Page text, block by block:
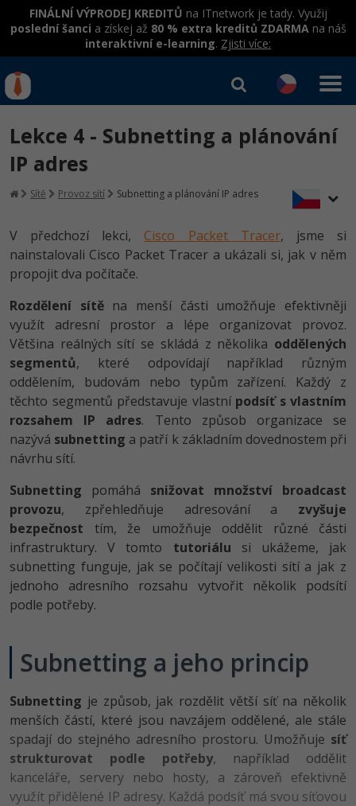
FINÁLNÍ VÝPRODEJ KREDITŮ na ITnetwork je tady. Využij
poslední šanci a získej až 80 % extra kreditů ZDARMAna náš
interaktivní e-learning. Zjisti více:
hrazené úřadem práce
Workshopy zdarma
Umělá inteligence v praxi
Datová analýza v praxi
Školení
Základy programování
Objektové programování - OOP
Umělá inteligence
HTML5, CSS3, Bootstrap, SEO
SQL a databáze
UML a návrhové vzory
React
Spring
ASP.NET MVC
Školení dle technologií
C# .NET
Java
PHP
JavaScript
HTML / CSS
UML a návrhové vzory
MySQL/MariaDB
MS-SQL
Kurzy IT profesí
Programátor WWW aplikací
Front-end developer
Vývojář mobilních aplikací
Specialista na AI a bigdata
C# Game developer
Tester
Systémový administrátor
Grafik / UX/UI návrhář
Projektový manažer
Databázový analytik
Copywriter
WordPress specialista
Kurzy programování
Jak začít?
C#.NET -80%
Python -80%
JavaScript -80%
PHP -80%
Swift -80%
Kotlin -80%
C -80%
SQL
Návrh SW -80%
Algoritmy -41%
Umělá inteligence (AI) -10%
Kurzy e-commerce
Testování softwaru
Datová analýza
Digitální gramotnost
Marketing -30%
WordPress
SEO
UX
Business
Kryptoměny -25%
MS Office -80%
Google Dokumenty
Time management
Windows
Přihlásit se | Registrovat
Lekce 4 - Subnetting a plánování
IP adres
Sítě Provoz sítí Subnetting a plánování IP adres
V předchozí lekci, Cisco Packet Tracer, jsme si
nainstalovali Cisco Packet Tracer a ukázali si, jak v něm
propojit dva počítače.
Rozdělení sítěna menší části umožňuje efektivněji
využít adresní prostor a lépe organizovat provoz.
Většina reálných sítí se skládá z několika oddělených
segmentů, které odpovídají například různým
oddělením, budovám nebo typům zařízení. Každý z
těchto segmentů představuje vlastní podsíť s vlastním
rozsahem IP adres. Tento způsob organizace se
nazývá subnetting a patří k základním dovednostem při
návrhu sítí.
Subnetting pomáhá snižovat množství broadcast
provozu, zpřehledňuje adresování a zvyšuje
bezpečnost tím, že umožňuje oddělit různé části
infrastruktury. V tomto tutoriálu si ukážeme, jak
subnetting funguje, jak se počítají velikosti sítí a jak z
jednoho adresního rozsahu vytvořit několik podsítí
podle potřeby.
Subnetting a jeho princip
Subnetting je způsob, jak rozdělit větší síť na několik
menších částí, které jsou navzájem oddělené, ale stále
spadají do stejného adresního prostoru. Umožňuje síť
strukturovat podle potřeby, například oddělit
kanceláře, servery nebo hosty, a zároveň efektivně
využít přidělené IP adresy. Každá podsíť má svou síťovou